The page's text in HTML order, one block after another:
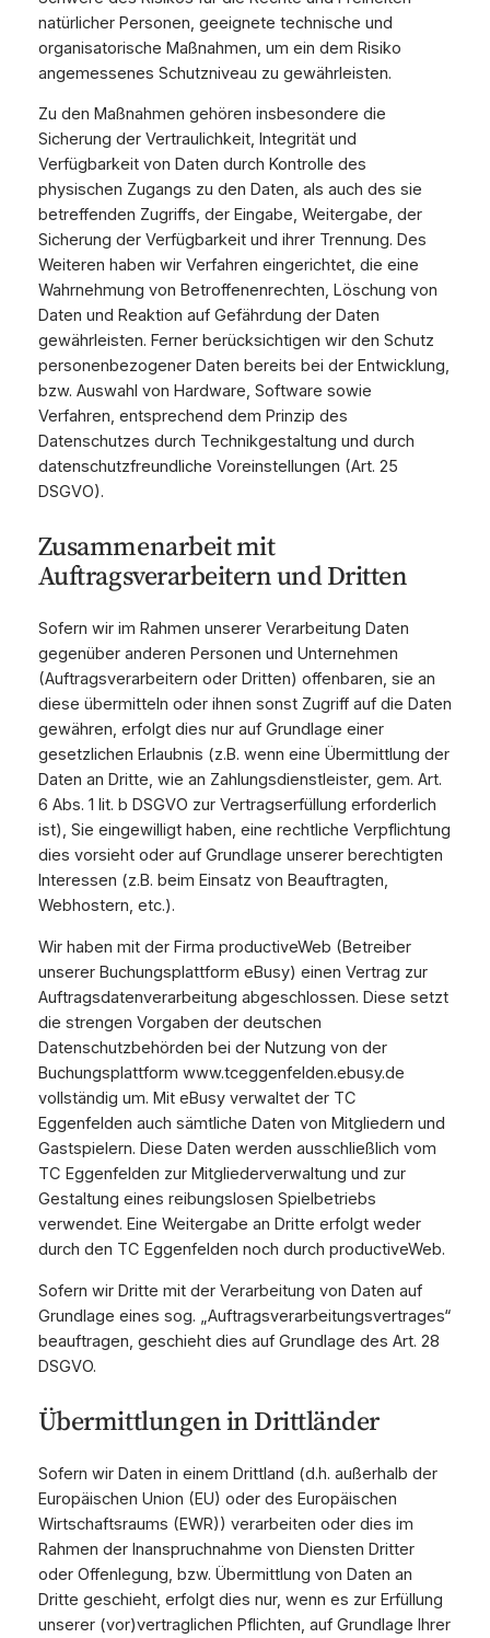
natürlicher Personen, geeignete technische und
organisatorische Maßnahmen, um ein dem Risiko
angemessenes Schutzniveau zu gewährleisten.
Zu den Maßnahmen gehören insbesondere die
Sicherung der Vertraulichkeit, Integrität und
Verfügbarkeit von Daten durch Kontrolle des
physischen Zugangs zu den Daten, als auch des sie
betreffenden Zugriffs, der Eingabe, Weitergabe, der
Sicherung der Verfügbarkeit und ihrer Trennung. Des
Weiteren haben wir Verfahren eingerichtet, die eine
Wahrnehmung von Betroffenenrechten, Löschung von
Daten und Reaktion auf Gefährdung der Daten
gewährleisten. Ferner berücksichtigen wir den Schutz
personenbezogener Daten bereits bei der Entwicklung,
bzw. Auswahl von Hardware, Software sowie
Verfahren, entsprechend dem Prinzip des
Datenschutzes durch Technikgestaltung und durch
datenschutzfreundliche Voreinstellungen (Art. 25
DSGVO).
Zusammenarbeit mit
Auftragsverarbeitern und Dritten
Sofern wir im Rahmen unserer Verarbeitung Daten
gegenüber anderen Personen und Unternehmen
(Auftragsverarbeitern oder Dritten) offenbaren, sie an
diese übermitteln oder ihnen sonst Zugriff auf die Daten
gewähren, erfolgt dies nur auf Grundlage einer
gesetzlichen Erlaubnis (z.B. wenn eine Übermittlung der
Daten an Dritte, wie an Zahlungsdienstleister, gem. Art.
6 Abs. 1 lit. b DSGVO zur Vertragserfüllung erforderlich
ist), Sie eingewilligt haben, eine rechtliche Verpflichtung
dies vorsieht oder auf Grundlage unserer berechtigten
Interessen (z.B. beim Einsatz von Beauftragten,
Webhostern, etc.).
Wir haben mit der Firma productiveWeb (Betreiber
unserer Buchungsplattform eBusy) einen Vertrag zur
Auftragsdatenverarbeitung abgeschlossen. Diese setzt
die strengen Vorgaben der deutschen
Datenschutzbehörden bei der Nutzung von der
Buchungsplattform www.tceggenfelden.ebusy.de
vollständig um. Mit eBusy verwaltet der TC
Eggenfelden auch sämtliche Daten von Mitgliedern und
Gastspielern. Diese Daten werden ausschließlich vom
TC Eggenfelden zur Mitgliederverwaltung und zur
Gestaltung eines reibungslosen Spielbetriebs
verwendet. Eine Weitergabe an Dritte erfolgt weder
durch den TC Eggenfelden noch durch productiveWeb.
Sofern wir Dritte mit der Verarbeitung von Daten auf
Grundlage eines sog. „Auftragsverarbeitungsvertrages“
beauftragen, geschieht dies auf Grundlage des Art. 28
DSGVO.
Übermittlungen in Drittländer
Sofern wir Daten in einem Drittland (d.h. außerhalb der
Europäischen Union (EU) oder des Europäischen
Wirtschaftsraums (EWR)) verarbeiten oder dies im
Rahmen der Inanspruchnahme von Diensten Dritter
oder Offenlegung, bzw. Übermittlung von Daten an
Dritte geschieht, erfolgt dies nur, wenn es zur Erfüllung
unserer (vor)vertraglichen Pflichten, auf Grundlage Ihrer